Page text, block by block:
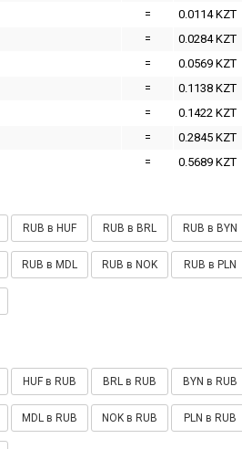
=
0.0114 KZT
=
0.0284 KZT
=
0.0569 KZT
=
0.1138 KZT
=
0.1422 KZT
=
0.2845 KZT
= 0.5689 KZT
RUB в HUF RUB в BRL RUB в BYN
RUB в MDL RUB в NOK RUB в PLN
HUF в RUB BRL в RUB BYN в RUB
MDL в RUB NOK в RUB PLN в RUB